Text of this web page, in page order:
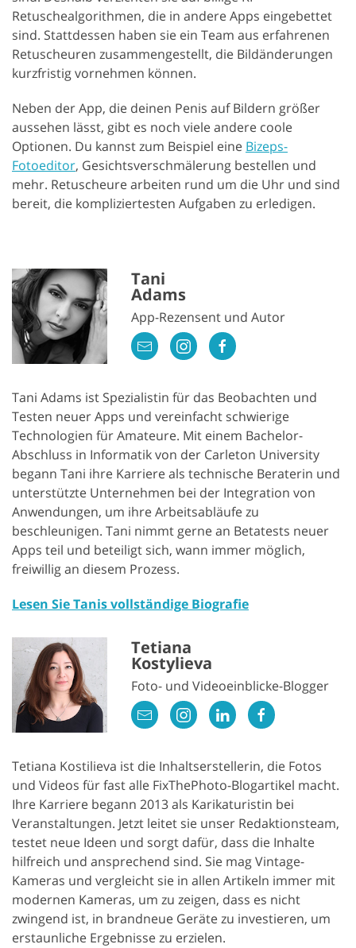
Retuschealgorithmen, die in andere Apps eingebettet
sind. Stattdessen haben sie ein Team aus erfahrenen
Retuscheuren zusammengestellt, die Bildänderungen
kurzfristig vornehmen können.
Neben der App, die deinen Penis auf Bildern größer
aussehen lässt, gibt es noch viele andere coole
Optionen. Du kannst zum Beispiel eine Bizeps-
Fotoeditor, Gesichtsverschmälerung bestellen und
mehr. Retuscheure arbeiten rund um die Uhr und sind
bereit, die kompliziertesten Aufgaben zu erledigen.
Tani
Adams
App-Rezensent und Autor
Tani Adams ist Spezialistin für das Beobachten und
Testen neuer Apps und vereinfacht schwierige
Technologien für Amateure. Mit einem Bachelor-
Abschluss in Informatik von der Carleton University
begann Tani ihre Karriere als technische Beraterin und
unterstützte Unternehmen bei der Integration von
Anwendungen, um ihre Arbeitsabläufe zu
beschleunigen. Tani nimmt gerne an Betatests neuer
Apps teil und beteiligt sich, wann immer möglich,
freiwillig an diesem Prozess.
Lesen Sie Tanis vollständige Biografie
Tetiana
Kostylieva
Foto- und Videoeinblicke-Blogger
Tetiana Kostilieva ist die Inhaltserstellerin, die Fotos
und Videos für fast alle FixThePhoto-Blogartikel macht.
Ihre Karriere begann 2013 als Karikaturistin bei
Veranstaltungen. Jetzt leitet sie unser Redaktionsteam,
testet neue Ideen und sorgt dafür, dass die Inhalte
hilfreich und ansprechend sind. Sie mag Vintage-
Kameras und vergleicht sie in allen Artikeln immer mit
modernen Kameras, um zu zeigen, dass es nicht
zwingend ist, in brandneue Geräte zu investieren, um
erstaunliche Ergebnisse zu erzielen.